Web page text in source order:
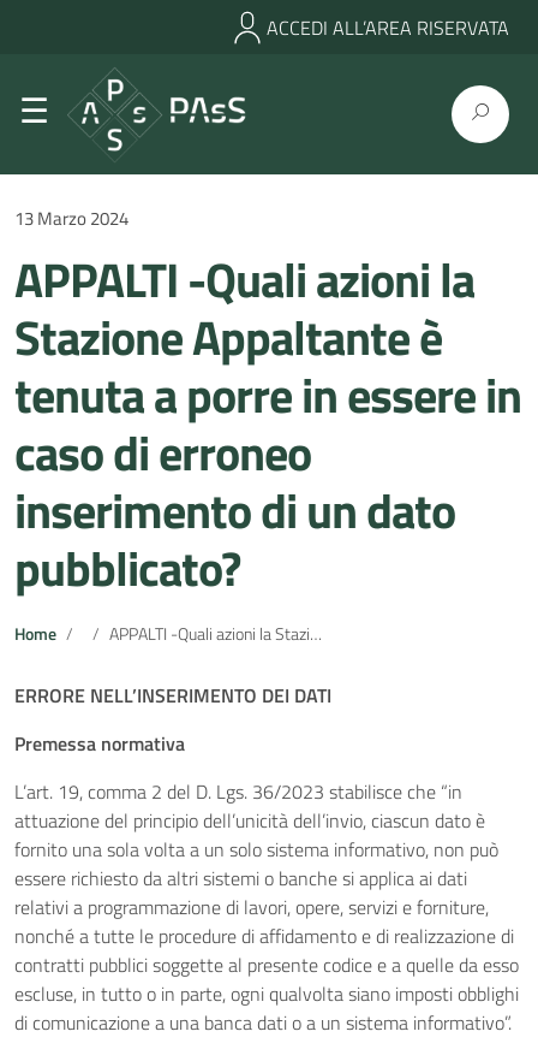
ACCEDI ALL’AREA RISERVATA
13 Marzo 2024
APPALTI -Quali azioni la
Stazione Appaltante è
tenuta a porre in essere in
caso di erroneo
inserimento di un dato
pubblicato?
Home APPALTI -Quali azioni la Stazione Appaltante è tenuta a porre in essere in caso di erroneo inserimento di un dato pubblicato?
ERRORE NELL’INSERIMENTO DEI DATI
Premessa normativa
L’art. 19, comma 2 del D. Lgs. 36/2023 stabilisce che “in
attuazione del principio dell’unicità dell’invio, ciascun dato è
fornito una sola volta a un solo sistema informativo, non può
essere richiesto da altri sistemi o banche si applica ai dati
relativi a programmazione di lavori, opere, servizi e forniture,
nonché a tutte le procedure di affidamento e di realizzazione di
contratti pubblici soggette al presente codice e a quelle da esso
escluse, in tutto o in parte, ogni qualvolta siano imposti obblighi
di comunicazione a una banca dati o a un sistema informativo”.